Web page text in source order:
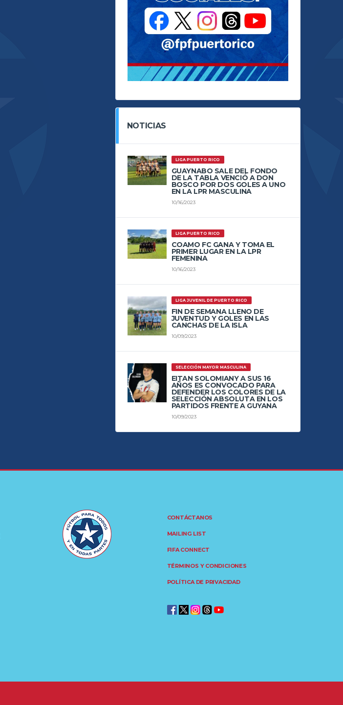
NOTICIAS
LIGA PUERTO RICO
GUAYNABO SALE DEL FONDO
DE LA TABLA VENCIÓ A DON
BOSCO POR DOS GOLES A UNO
EN LA LPR MASCULINA
10/16/2023
LIGA PUERTO RICO
COAMO FC GANA Y TOMA EL
PRIMER LUGAR EN LA LPR
FEMENINA
10/16/2023
LIGA JUVENIL DE PUERTO RICO
FIN DE SEMANA LLENO DE
JUVENTUD Y GOLES EN LAS
CANCHAS DE LA ISLA
10/09/2023
SELECCIÓN MAYOR MASCULINA
EITAN SOLOMIANY A SUS 16
AÑOS ES CONVOCADO PARA
DEFENDER LOS COLORES DE LA
SELECCIÓN ABSOLUTA EN LOS
PARTIDOS FRENTE A GUYANA
10/09/2023
CONTÁCTANOS
MAILING LIST
FIFA CONNECT
TÉRMINOS Y CONDICIONES
POLÍTICA DE PRIVACIDAD